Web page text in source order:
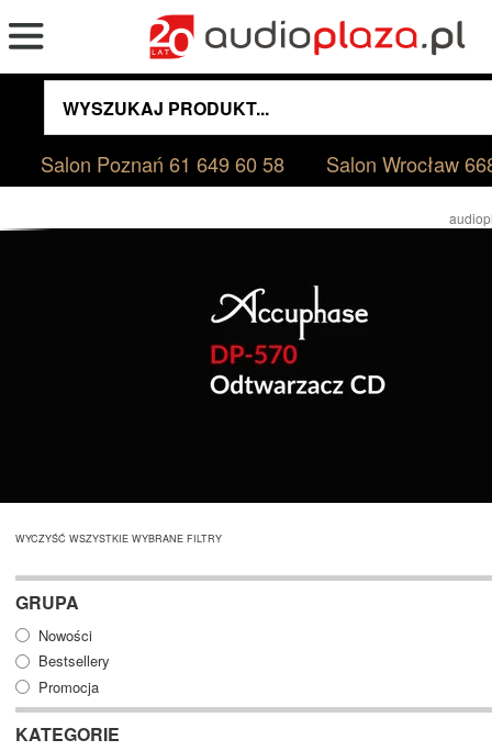
Salon Poznań61 649 60 58 Salon Wrocław
WYCZYŚĆ WSZYSTKIE WYBRANE FILTRY
GRUPA
Nowości
Bestsellery
Promocja
KATEGORIE